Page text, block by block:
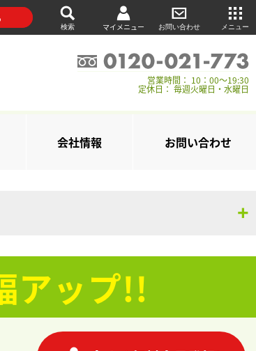
検索 マイメニュー お問い合わせ メニュー
営業時間： 10：00～19:30
定休日： 毎週火曜日・水曜日
会社情報 お問い合わせ
アップ!!